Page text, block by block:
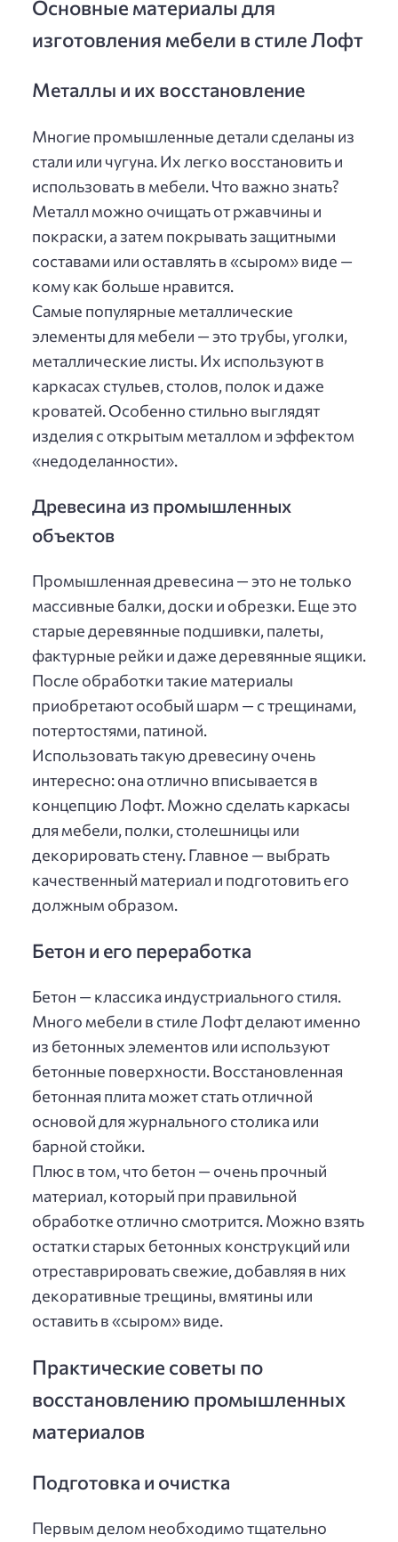
Основные материалы для
изготовления мебели в стиле Лофт
Металлы и их восстановление
Многие промышленные детали сделаны из
стали или чугуна. Их легко восстановить и
использовать в мебели. Что важно знать?
Металл можно очищать от ржавчины и
покраски, а затем покрывать защитными
составами или оставлять в «сыром» виде —
кому как больше нравится.
Самые популярные металлические
элементы для мебели — это трубы, уголки,
металлические листы. Их используют в
каркасах стульев, столов, полок и даже
кроватей. Особенно стильно выглядят
изделия с открытым металлом и эффектом
«недоделанности».
Древесина из промышленных
объектов
Промышленная древесина — это не только
массивные балки, доски и обрезки. Еще это
старые деревянные подшивки, палеты,
фактурные рейки и даже деревянные ящики.
После обработки такие материалы
приобретают особый шарм — с трещинами,
потертостями, патиной.
Использовать такую древесину очень
интересно: она отлично вписывается в
концепцию Лофт. Можно сделать каркасы
для мебели, полки, столешницы или
декорировать стену. Главное — выбрать
качественный материал и подготовить его
должным образом.
Бетон и его переработка
Бетон — классика индустриального стиля.
Много мебели в стиле Лофт делают именно
из бетонных элементов или используют
бетонные поверхности. Восстановленная
бетонная плита может стать отличной
основой для журнального столика или
барной стойки.
Плюс в том, что бетон — очень прочный
материал, который при правильной
обработке отлично смотрится. Можно взять
остатки старых бетонных конструкций или
отреставрировать свежие, добавляя в них
декоративные трещины, вмятины или
оставить в «сыром» виде.
Практические советы по
восстановлению промышленных
материалов
Подготовка и очистка
Первым делом необходимо тщательно